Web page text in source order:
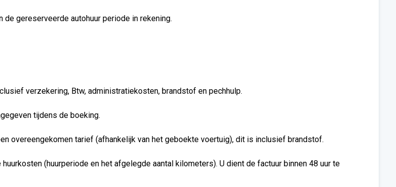
de gereserveerde autohuur periode in rekening.
verzekering, Btw, administratiekosten, brandstof en pechhulp.
tijdens de boeking.
overeengekomen tarief (afhankelijk van het geboekte voertuig), dit is inclusief brandstof.
(huurperiode en het afgelegde aantal kilometers). U dient de factuur binnen 48 uur te